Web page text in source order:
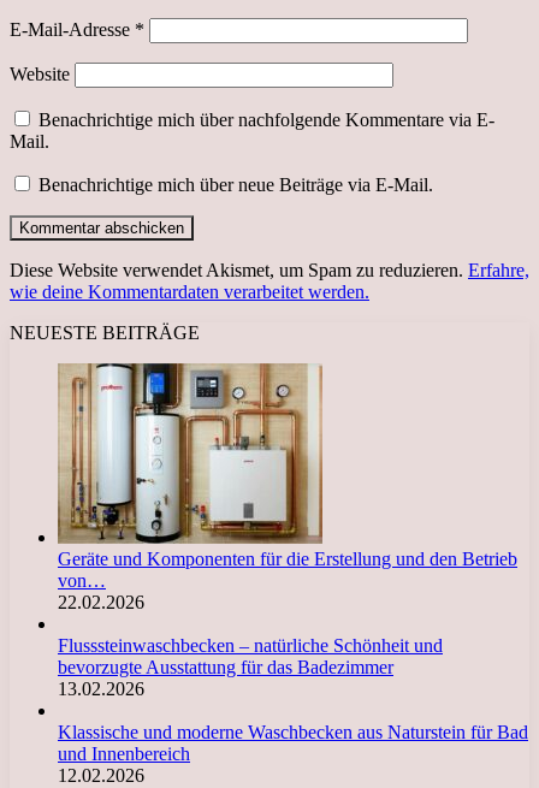
E-Mail-Adresse *
Website
Benachrichtige mich über nachfolgende Kommentare via E-
Mail.
Benachrichtige mich über neue Beiträge via E-Mail.
Diese Website verwendet Akismet, um Spam zu reduzieren. Erfahre,
wie deine Kommentardaten verarbeitet werden.
NEUESTE BEITRÄGE
Geräte und Komponenten für die Erstellung und den Betrieb
von…
22.02.2026
Flusssteinwaschbecken – natürliche Schönheit und
bevorzugte Ausstattung für das Badezimmer
13.02.2026
Klassische und moderne Waschbecken aus Naturstein für Bad
und Innenbereich
12.02.2026